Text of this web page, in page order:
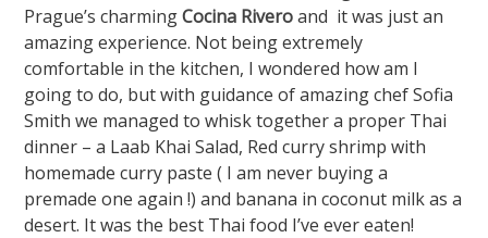
Prague’s charmingCocina Riveroand it was just an
amazing experience. Not being extremely
comfortable in the kitchen, I wondered how am I
going to do, but with guidance of amazing chef Sofia
Smith we managed to whisk together a proper Thai
dinner – a Laab Khai Salad, Red curry shrimp with
homemade curry paste ( I am never buying a
premade one again !) and banana in coconut milk as a
desert. It was the best Thai food I’ve ever eaten!